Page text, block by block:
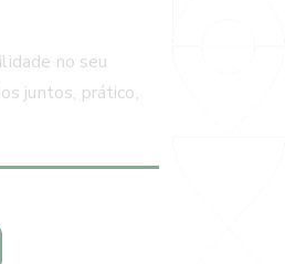
no seu
juntos, prático,